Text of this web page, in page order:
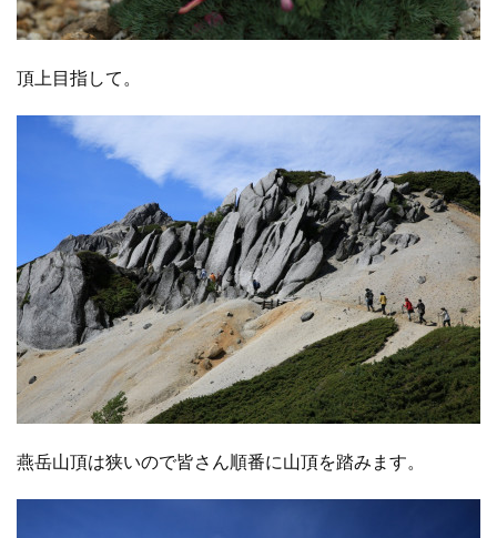
頂上目指して。
燕岳山頂は狭いので皆さん順番に山頂を踏みます。